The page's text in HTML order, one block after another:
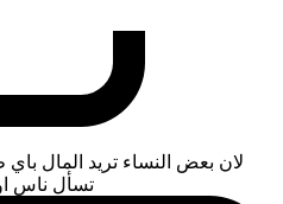
لان بعض النساء تريد المال
تسأل ناس